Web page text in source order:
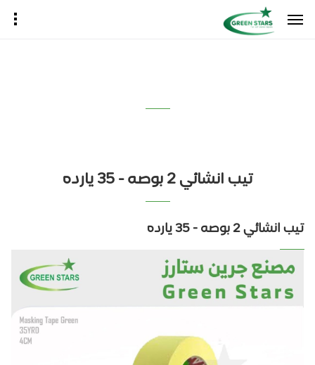
تيب انشائي 2 بوصه - 35 يارده
تيب انشائي 2 بوصه - 35 يارده